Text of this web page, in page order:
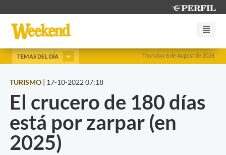
Thursday 6 de August de 2026
TEMAS DEL DÍA
TURISMO | 17-10-2022 07:18
El crucero de 180 días
está por zarpar (en
2025)